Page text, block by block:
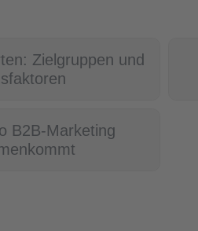
Zielgruppen und
B2B-Marketing